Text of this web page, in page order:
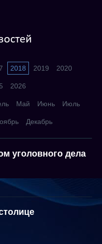
2018 2019 2020
2026
Май Июнь Июль
Декабрь
уголовного дела